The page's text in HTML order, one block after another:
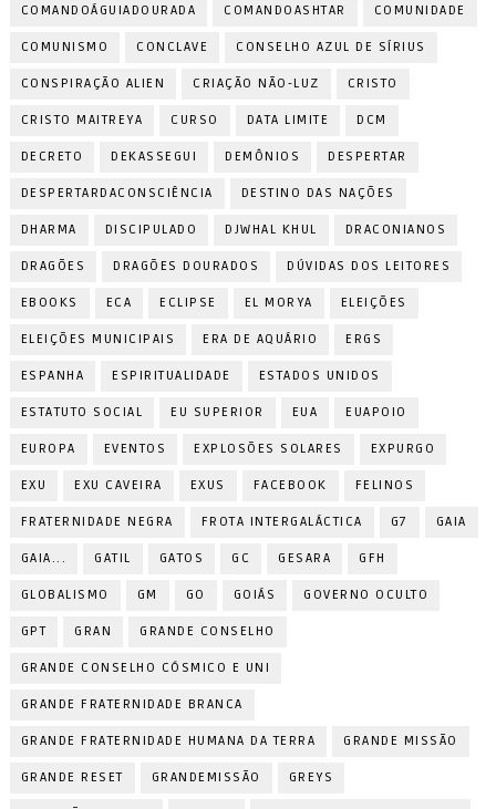
COMANDOÁGUIADOURADA COMANDOASHTAR COMUNIDADE
COMUNISMO CONCLAVE CONSELHO AZUL DE SÍRIUS
CONSPIRAÇÃO ALIEN CRIAÇÃO NÃO-LUZ CRISTO
CRISTO MAITREYA CURSO DATA LIMITE DCM
DECRETO DEKASSEGUI DEMÔNIOS DESPERTAR
DESPERTARDACONSCIÊNCIA DESTINO DAS NAÇÕES
DHARMA DISCIPULADO DJWHAL KHUL DRACONIANOS
DRAGÕES DRAGÕES DOURADOS DÚVIDAS DOS LEITORES
EBOOKS ECA ECLIPSE EL MORYA ELEIÇÕES
ELEIÇÕES MUNICIPAIS ERA DE AQUÁRIO ERGS
ESPANHA ESPIRITUALIDADE ESTADOS UNIDOS
ESTATUTO SOCIAL EU SUPERIOR EUA EUAPOIO
EUROPA EVENTOS EXPLOSÕES SOLARES EXPURGO
EXU EXU CAVEIRA EXUS FACEBOOK FELINOS
FRATERNIDADE NEGRA FROTA INTERGALÁCTICA G7 GAIA
GAIA... GATIL GATOS GC GESARA GFH
GLOBALISMO GM GO GOIÁS GOVERNO OCULTO
GPT GRAN GRANDE CONSELHO
GRANDE CONSELHO CÓSMICO E UNI
GRANDE FRATERNIDADE BRANCA
GRANDE FRATERNIDADE HUMANA DA TERRA GRANDE MISSÃO
GRANDE RESET GRANDEMISSÃO GREYS